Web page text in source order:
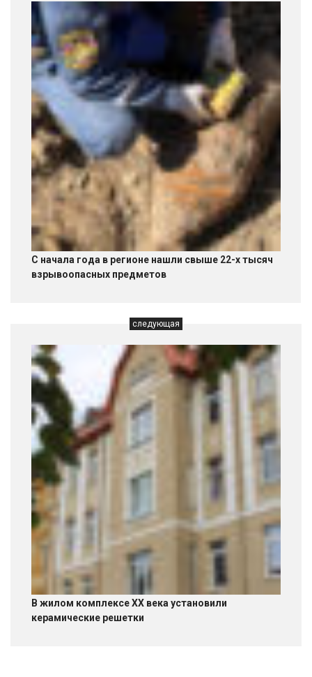
С начала года в регионе нашли свыше 22-х тысяч
взрывоопасных предметов
следующая
В жилом комплексе XX века установили
керамические решетки